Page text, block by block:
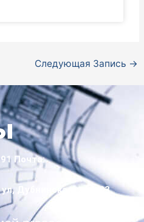
Следующая Запись →
Почта:
Дубнинская, дом 83,